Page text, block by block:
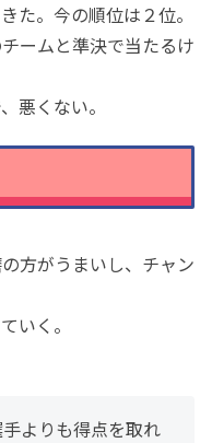
た。今の順位は２位。
ームと準決で当たるけ
悪くない。
方がうまいし、チャン
いく。
よりも得点を取れ